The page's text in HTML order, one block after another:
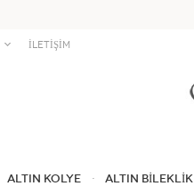
İLETİŞİM
ALTIN KOLYE ALTIN BİLEKLİK